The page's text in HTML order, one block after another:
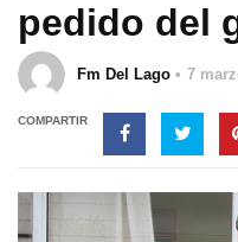
pedido del
Fm Del Lago 7
COMPARTIR